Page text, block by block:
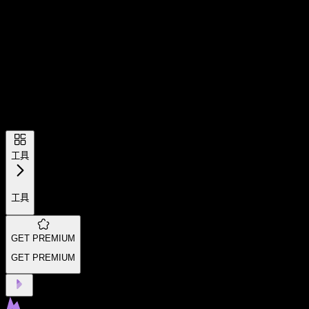
工具
工具
GET PREMIUM
GET PREMIUM